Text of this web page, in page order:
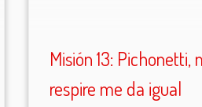
Misión 13: Pichonetti,
respire me da igual